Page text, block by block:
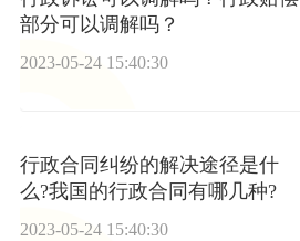
部分可以调解吗？
2023-05-24 15:40:30
行政合同纠纷的解决途径是什
么?我国的行政合同有哪几种?
2023-05-24 15:40:30